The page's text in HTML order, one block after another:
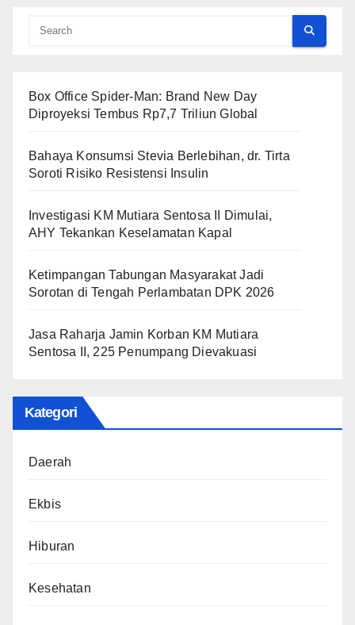
Box Office Spider-Man: Brand New Day
Diproyeksi Tembus Rp7,7 Triliun Global
Bahaya Konsumsi Stevia Berlebihan, dr. Tirta
Soroti Risiko Resistensi Insulin
Investigasi KM Mutiara Sentosa II Dimulai,
AHY Tekankan Keselamatan Kapal
Ketimpangan Tabungan Masyarakat Jadi
Sorotan di Tengah Perlambatan DPK 2026
Jasa Raharja Jamin Korban KM Mutiara
Sentosa II, 225 Penumpang Dievakuasi
Kategori
Daerah
Ekbis
Hiburan
Kesehatan